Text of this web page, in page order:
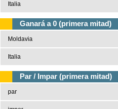
Italia
Ganará a 0 (primera mitad)
Moldavia
Italia
Par / Impar (primera mitad)
par